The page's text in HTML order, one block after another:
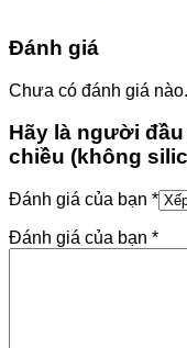
Đánh giá
Chưa có đánh giá nào.
Hãy là người
chiều (không
Đánh giá của bạn *
Đánh giá của bạn *